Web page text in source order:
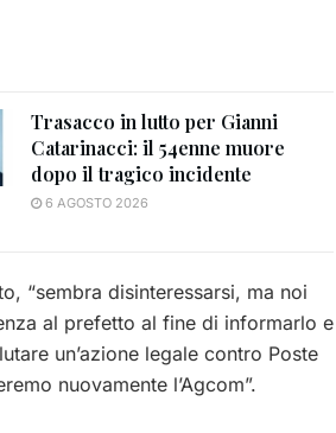
Trasacco in lutto per Gianni
Catarinacci: il 54enne muore
dopo il tragico incidente
6 AGOSTO 2026
“sembra disinteressarsi, ma noi
al prefetto al fine di informarlo e
un’azione legale contro Poste
nuovamente l’Agcom”.